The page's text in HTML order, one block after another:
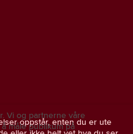
oppstår, enten du er ute
Vi og partnerne våre
måle publikum på